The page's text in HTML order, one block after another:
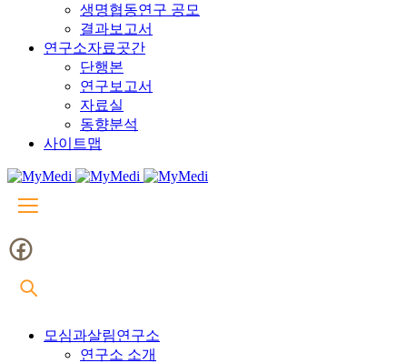
생명협동연구 공모
결과보고서
연구소자료곳간
단행본
연구보고서
자료실
동향분석
사이트맵
모심과살림연구소
연구소 소개